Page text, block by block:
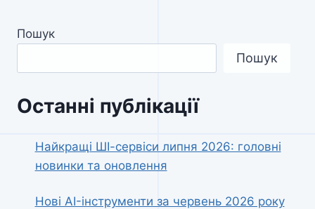
Пошук
Пошук
Останні публікації
Найкращі ШІ-сервіси липня 2026: головні
новинки та оновлення
Нові AI-інструменти за червень 2026 року